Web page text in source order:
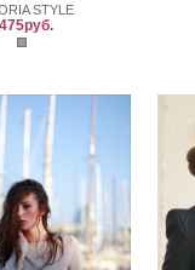
STYLE